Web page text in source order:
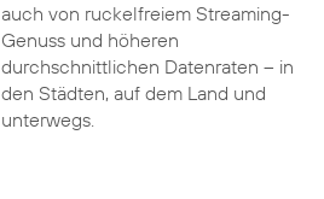
auch von ruckelfreiem Streaming-
Genuss und höheren
durchschnittlichen Datenraten – in
den Städten, auf dem Land und
unterwegs.